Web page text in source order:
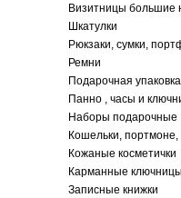
Визитницы большие
Шкатулки
Рюкзаки, сумки,
Ремни
Подарочная упаковка
Панно , часы и
Наборы подарочные
Кошельки,
Кожаные косметички
Карманные ключницы
Записные книжки